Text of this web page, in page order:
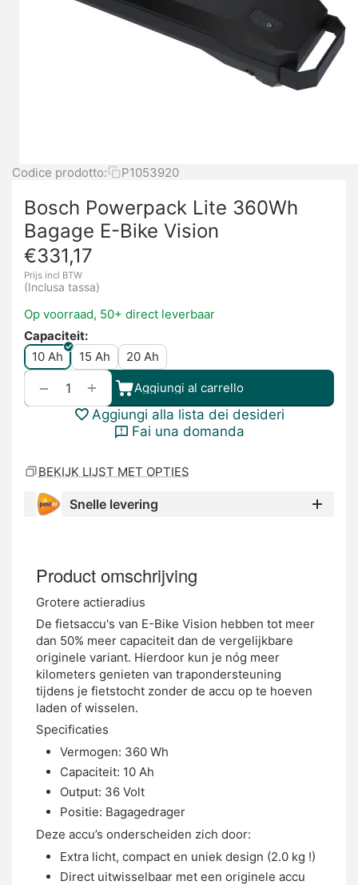
Codice prodotto: P1053920
Bosch Powerpack Lite 360Wh
Bagage E-Bike Vision
€331,17
Prijs incl BTW
(Inclusa tassa)
Op voorraad, 50+ direct leverbaar
Capaciteit:
10 Ah
15 Ah 20 Ah
+
− Aggiungi al carrello
Aggiungi alla lista dei desideri
Fai una domanda
BEKIJK LIJST MET OPTIES
Snelle levering
Product omschrijving
Grotere actieradius
De fietsaccu's van E-Bike Vision hebben tot meer
dan 50% meer capaciteit dan de vergelijkbare
originele variant. Hierdoor kun je nóg meer
kilometers genieten van trapondersteuning
tijdens je fietstocht zonder de accu op te hoeven
laden of wisselen.
Specificaties
Vermogen: 360 Wh
Capaciteit: 10 Ah
Output: 36 Volt
Positie: Bagagedrager
Deze accu’s onderscheiden zich door:
Extra licht, compact en uniek design (2.0 kg !)
Direct uitwisselbaar met een originele accu